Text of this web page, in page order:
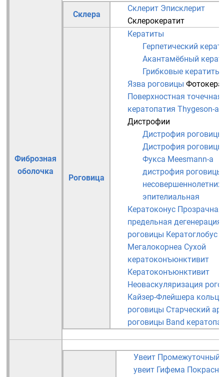
Фиброзная
оболочка
Склера
Склерит Эписклерит
Склерокератит
Роговица
Кератиты
Герпетический
Акантамёбный
Грибковые кератиты
Язва роговицы
Поверхностная точечная
кератопатия Thygeson-а
Дистрофии
Дистрофия роговицы
Дистрофия роговицы
Фукса Meesmann-а
дистрофия роговицы
несовершеннолетних
эпителиальная
Кератоконус Прозрачная
предельная дегенерация
роговицы Кератоглобус
Мегалокорнеа Сухой
кератоконъюнктивит
Кератоконъюнктивит
Неоваскуляризация
Кайзер-Флейшера кольца
роговицы Старческий
роговицы Band
Увеит Промежуточный
увеит Гифема